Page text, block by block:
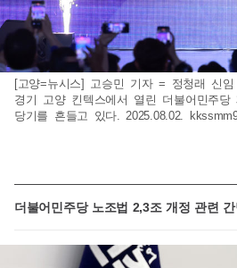
[고양=뉴시스] 고승민 기자 = 정청래 신
경기 고양 킨텍스에서 열린 더불어민주당
당기를 흔들고 있다. 2025.08.02.
더불어민주당 노조법 2,3조 개정 관련 간